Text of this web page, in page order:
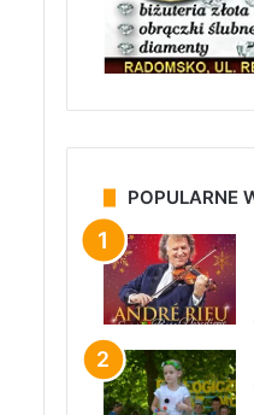
POPULARNE